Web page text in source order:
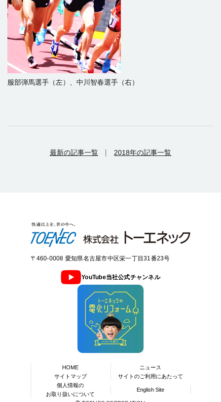
服部弾馬選手（左）、中川智春選手（右）
最新の記事一覧 2018年の記事一覧
〒460-0008 愛知県名古屋市中区栄一丁目31番23号
YouTube当社公式チャンネル
HOME
ニュース
サイトマップ
サイトのご利用にあたって
個人情報の
お取り扱いについて
English Site